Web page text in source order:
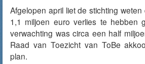
Afgelopen april liet de stichting
1,1 miljoen euro verlies te hebben
verwachting was circa een half
Raad van Toezicht van ToBe
plan.